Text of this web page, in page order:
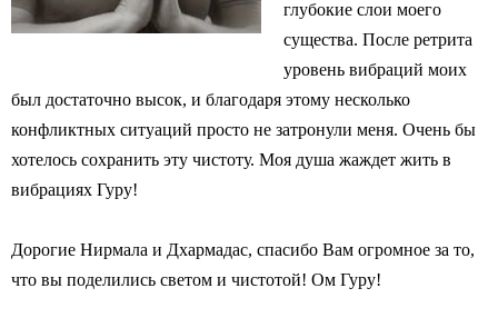
глубокие слои моего
существа. После ретрита
уровень вибраций моих
был достаточно высок, и благодаря этому несколько
конфликтных ситуаций просто не затронули меня. Очень бы
хотелось сохранить эту чистоту. Моя душа жаждет жить в
вибрациях Гуру!
Дорогие Нирмала и Дхармадас, спасибо Вам огромное за то,
что вы поделились светом и чистотой! Ом Гуру!